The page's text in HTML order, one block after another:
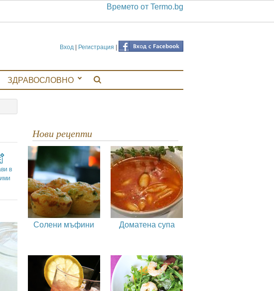
Времето от Termo.bg
Вход | Регистрация |
ЗДРАВОСЛОВНО
в
Нови рецепти
Солени мъфини Доматена супа